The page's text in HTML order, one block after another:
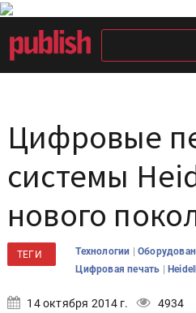
Цифровые
системы
нового
ТЕГИ Технологии |
Цифровая печать |
14 октября 2014 г. 4934